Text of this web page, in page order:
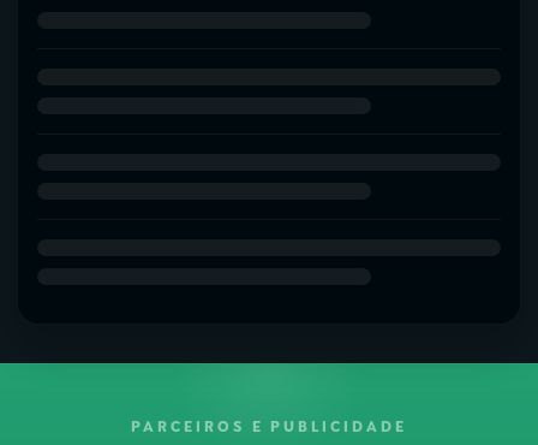
PARCEIROS E PUBLICIDADE